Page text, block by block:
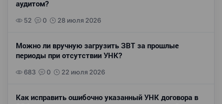
аудитом?
52 0 28 июля 2026
Можно ли вручную загрузить ЗВТ за прошлые
периоды при отсутствии УНК?
683 0 22 июля 2026
Как исправить ошибочно указанный УНК договора в